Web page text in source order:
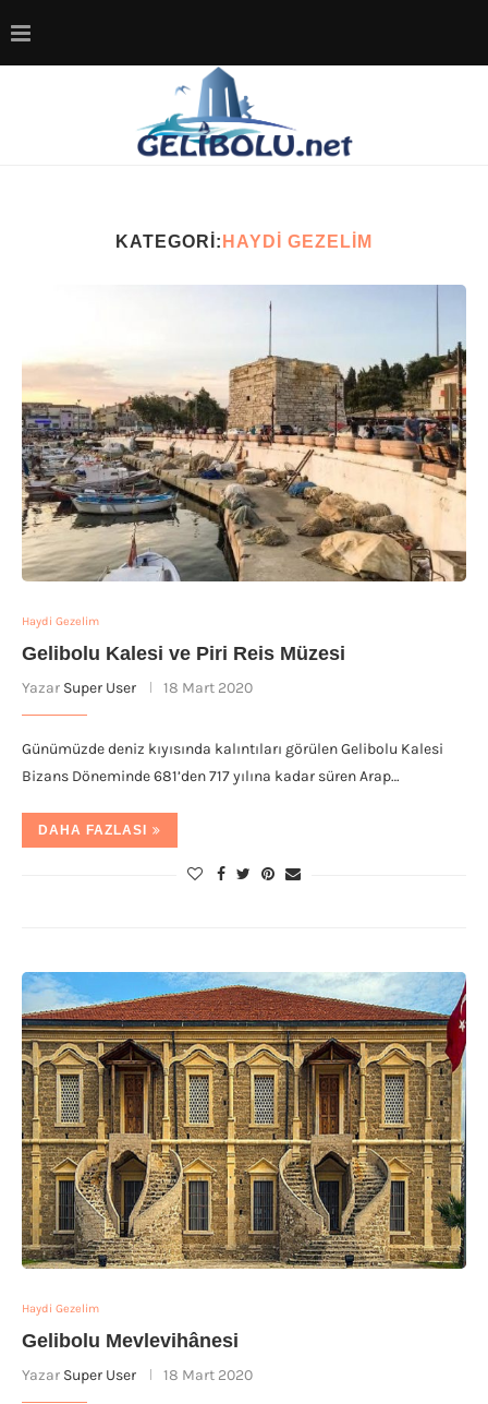
KATEGORI: HAYDI GEZELIM
Haydi Gezelim
Gelibolu Kalesi ve Piri Reis Müzesi
Yazar Super User 18 Mart 2020
Günümüzde deniz kıyısında kalıntıları görülen Gelibolu Kalesi
Bizans Döneminde 681’den 717 yılına kadar süren Arap…
DAHA FAZLASI
Haydi Gezelim
Gelibolu Mevlevihânesi
Yazar Super User 18 Mart 2020